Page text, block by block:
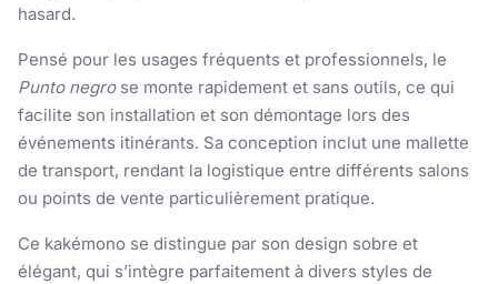
hasard.
Pensé pour les usages fréquents et professionnels, le
Punto negrose monte rapidement et sans outils, ce qui
facilite son installation et son démontage lors des
événements itinérants. Sa conception inclut une mallette
de transport, rendant la logistique entre différents salons
ou points de vente particulièrement pratique.
Ce kakémono se distingue par son design sobre et
élégant, qui s’intègre parfaitement à divers styles de